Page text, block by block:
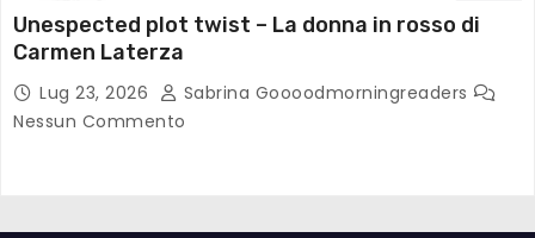
Unespected plot twist – La donna in rosso di
Carmen Laterza
Lug 23, 2026
Sabrina Goooodmorningreaders
Nessun Commento